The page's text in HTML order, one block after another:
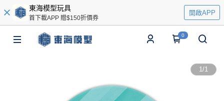
東海模型玩具
首下載APP 贈$150折價券
開啟APP
0
1/1